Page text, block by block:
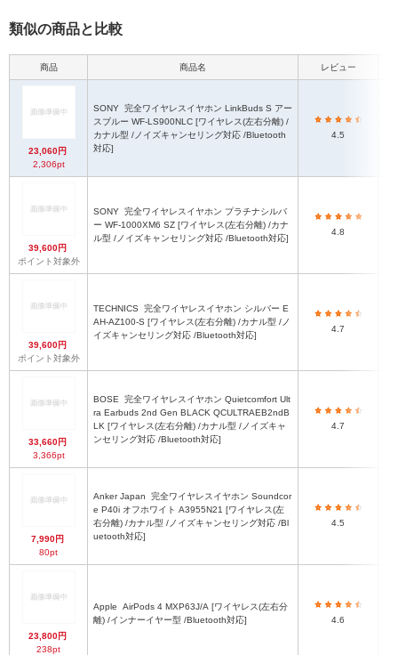
類似の商品と比較
商品 商品名 レビュー
23,060円
2,306pt
SONY
スブルー WF-LS900NLC [ワイヤレス(左右分離) /
カナル型 /ノイズキャンセリング対応 /Bluetooth
対応]
4.5
39,600円
ポイント対象外
SONY
ー WF-1000XM6 SZ [ワイヤレス(左右分離) /カナ
ル型 /ノイズキャンセリング対応 /Bluetooth対応]
4.8
39,600円
ポイント対象外
TECHNICS
AH-AZ100-S [ワイヤレス(左右分離) /カナル型 /ノ
イズキャンセリング対応 /Bluetooth対応]
4.7
33,660円
3,366pt
BOSE
ra Earbuds 2nd Gen BLACK QCULTRAEB2ndB
LK [ワイヤレス(左右分離) /カナル型 /ノイズキャ
ンセリング対応 /Bluetooth対応]
4.7
7,990円
80pt
Anker Japan
e P40i オフホワイト A3955N21 [ワイヤレス(左
右分離) /カナル型 /ノイズキャンセリング対応 /Bl
uetooth対応]
4.5
23,800円
238pt
Apple
離) /インナーイヤー型 /Bluetooth対応]
4.6